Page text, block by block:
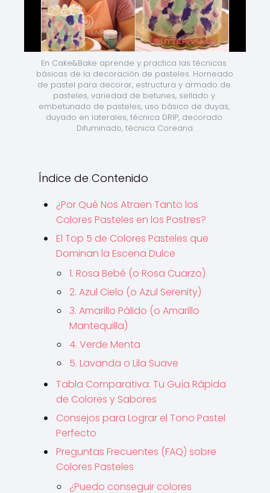
En Cake&Bake aprende y practica las técnicas
básicas de la decoración de pasteles. Horneado
de pastel para decorar, estructura y armado de
pasteles, variedad de betunes, sellado y
embetunado de pasteles, uso básico de duyas,
duyado en laterales, técnica DRIP, decorado
Difuminado, técnica Coreana.
Índice de Contenido
¿Por Qué Nos Atraen Tanto los
Colores Pasteles en los Postres?
El Top 5 de Colores Pasteles que
Dominan la Escena Dulce
1. Rosa Bebé (o Rosa Cuarzo)
2. Azul Cielo (o Azul Serenity)
3. Amarillo Pálido (o Amarillo
Mantequilla)
4. Verde Menta
5. Lavanda o Lila Suave
Tabla Comparativa: Tu Guía Rápida
de Colores y Sabores
Consejos para Lograr el Tono Pastel
Perfecto
Preguntas Frecuentes (FAQ) sobre
Colores Pasteles
¿Puedo conseguir colores